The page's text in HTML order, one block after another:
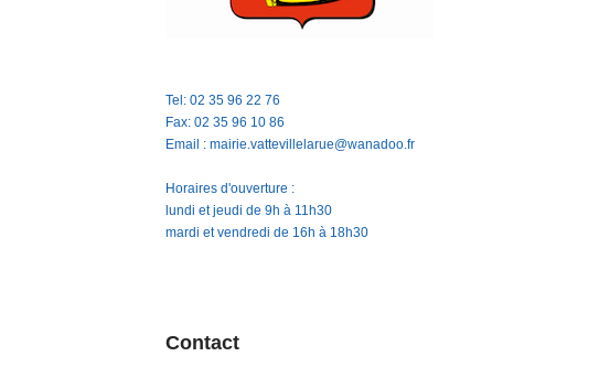
Tel: 02 35 96 22 76
Fax: 02 35 96 10 86
Email : mairie.vattevillelarue@wanadoo.fr
Horaires d'ouverture :
lundi et jeudi de 9h à 11h30
mardi et vendredi de 16h à 18h30
Contact